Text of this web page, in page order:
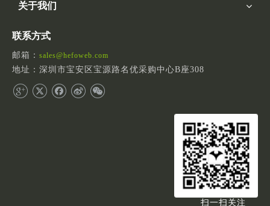
关于我们
联系方式
邮箱： sales@hefoweb.com
地址：深圳市宝安区宝源路名优采购中心B座308
扫一扫关注